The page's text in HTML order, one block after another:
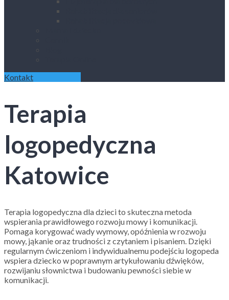
Kontakt
Terapia
logopedyczna
Katowice
Terapia logopedyczna dla dzieci to skuteczna metoda
wspierania prawidłowego rozwoju mowy i komunikacji.
Pomaga korygować wady wymowy, opóźnienia w rozwoju
mowy, jąkanie oraz trudności z czytaniem i pisaniem. Dzięki
regularnym ćwiczeniom i indywidualnemu podejściu logopeda
wspiera dziecko w poprawnym artykułowaniu dźwięków,
rozwijaniu słownictwa i budowaniu pewności siebie w
komunikacji.